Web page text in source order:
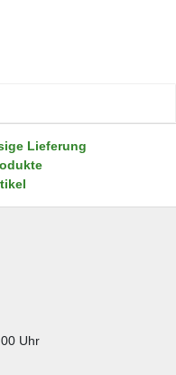
Lieferung
Uhr